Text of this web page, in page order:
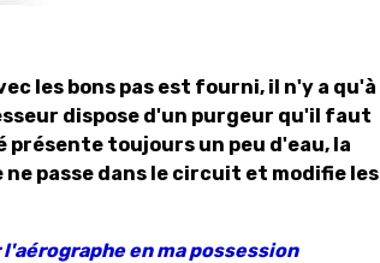
les bons pas est fourni, il n'y a qu'à
dispose d'un purgeur qu'il faut
toujours un peu d'eau, la
passe dans le circuit et modifie les
en ma possession